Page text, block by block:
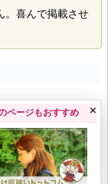
。喜んで掲載させ
表とともにお伝え
ページもおすすめ ×